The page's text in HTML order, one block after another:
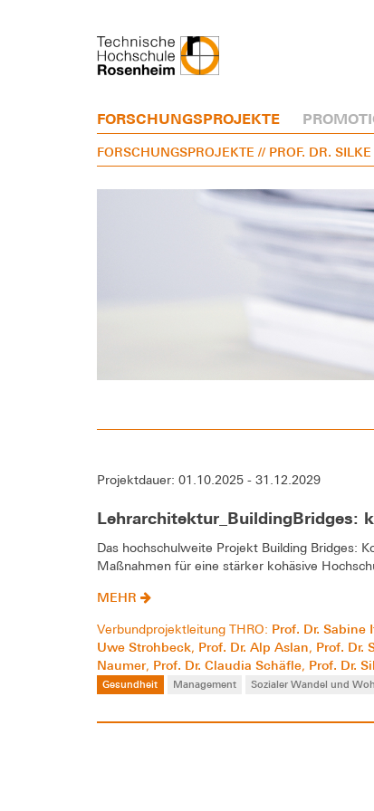
FORSCHUNGSPROJEKTE
FORSCHUNGSPROJEKTE // PROF. DR. SILKE
Projektdauer: 01.10.2025 - 31.12.2029
Lehrarchitektur_BuildingBridges:
Das hochschulweite Projekt Building Bridges:
Maßnahmen für eine stärker kohäsive
MEHR
Verbundprojektleitung THRO: Prof. Dr. Sabine
Uwe Strohbeck, Prof. Dr. Alp Aslan, Prof. Dr.
Naumer, Prof. Dr. Claudia Schäfle, Prof. Dr.
Gesundheit Management Sozialer Wandel und